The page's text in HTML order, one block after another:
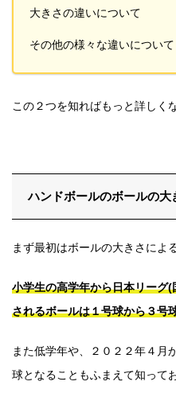
大きさの違いについて
その他の様々な違いについて
この２つを知ればもっと詳しく
ハンドボールのボールの大
まず最初はボールの大きさによ
小学生の高学年から日本リーグ
されるボールは１号球から３号
また低学年や、２０２２年４月
球となることもふまえて知って